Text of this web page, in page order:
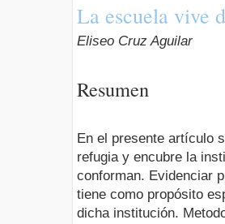
La escuela vive
Eliseo Cruz Aguilar
Resumen
En el presente artículo
refugia y encubre la
conforman. Evidenciar
tiene como propósito
dicha institución.